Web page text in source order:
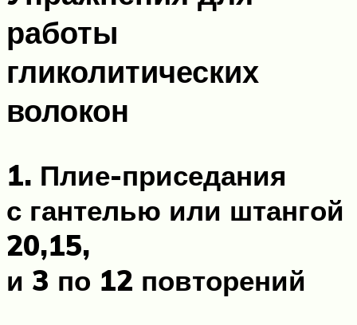
работы
гликолитических
волокон
1. Плие-приседания
с гантелью или штангой
20,15,
и 3 по 12 повторений